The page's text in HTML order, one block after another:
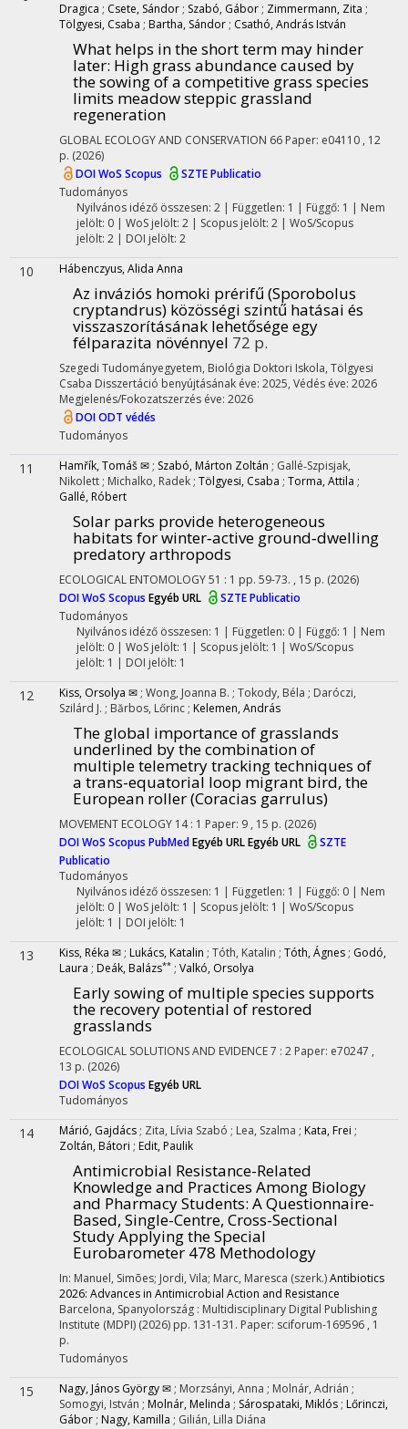
Dragica ; Csete, Sándor ; Szabó, Gábor ; Zimmermann, Zita ;
Tölgyesi, Csaba ; Bartha, Sándor ; Csathó, András István
What helps in the short term may hinder
later: High grass abundance caused by
the sowing of a competitive grass species
limits meadow steppic grassland
regeneration
GLOBAL ECOLOGY AND CONSERVATION 66 Paper: e04110 , 12
p. (2026)
DOIWoS Scopus
SZTE Publicatio
Tudományos
Nyilvános idéző összesen: 2| Független: 1 | Függő: 1 | Nem
jelölt: 0 | WoS jelölt: 2 | Scopus jelölt: 2 | WoS/Scopus
jelölt: 2 | DOI jelölt: 2
10 Hábenczyus, Alida Anna
Az inváziós homoki prérifű (Sporobolus
cryptandrus) közösségi szintű hatásai és
visszaszorításának lehetősége egy
félparazita növénnyel 72 p.
Szegedi Tudományegyetem, Biológia Doktori Iskola, Tölgyesi
Csaba Disszertáció benyújtásának éve: 2025, Védés éve: 2026
Megjelenés/Fokozatszerzés éve: 2026
DOIODT védés
Tudományos
11 Hamřík, Tomáš ✉ ; Szabó, Márton Zoltán ; Gallé‐Szpisjak,
Nikolett ; Michalko, Radek ; Tölgyesi, Csaba ; Torma, Attila ;
Gallé, Róbert
Solar parks provide heterogeneous
habitats for winter‐active ground‐dwelling
predatory arthropods
ECOLOGICAL ENTOMOLOGY51 : 1 pp. 59-73. , 15 p. (2026)
DOIWoS Scopus Egyéb URL
SZTE Publicatio
Tudományos
Nyilvános idéző összesen: 1 | Független: 0 | Függő: 1 | Nem
jelölt: 0 | WoS jelölt: 1 | Scopus jelölt: 1 | WoS/Scopus
jelölt: 1 | DOI jelölt: 1
12 Kiss, Orsolya ✉ ; Wong, Joanna B. ; Tokody, Béla ; Daróczi,
Szilárd J. ; Bărbos, Lőrinc ; Kelemen, András
The global importance of grasslands
underlined by the combination of
multiple telemetry tracking techniques of
a trans-equatorial loop migrant bird, the
European roller (Coracias garrulus)
MOVEMENT ECOLOGY 14: 1 Paper: 9 , 15 p. (2026)
DOIWoS Scopus PubMedEgyéb URLEgyéb URL
SZTE
Publicatio
Tudományos
Nyilvános idéző összesen: 1 | Független: 1 | Függő: 0 | Nem
jelölt: 0 | WoS jelölt: 1 | Scopus jelölt: 1 | WoS/Scopus
jelölt: 1 | DOI jelölt: 1
13 Kiss, Réka ✉ ; Lukács, Katalin ; Tóth, Katalin ; Tóth, Ágnes ; Godó,
Laura ; Deák, Balázs** ; Valkó, Orsolya
Early sowing of multiple species supports
the recovery potential of restored
grasslands
ECOLOGICAL SOLUTIONS AND EVIDENCE7 : 2 Paper: e70247 ,
13 p. (2026)
DOIWoS Scopus Egyéb URL
Tudományos
14 Márió, Gajdács ; Zita, Lívia Szabó ; Lea, Szalma ; Kata, Frei ;
Zoltán, Bátori ; Edit, Paulik
Antimicrobial Resistance-Related
Knowledge and Practices Among Biology
and Pharmacy Students: A Questionnaire-
Based, Single-Centre, Cross-Sectional
Study Applying the Special
Eurobarometer 478 Methodology
In: Manuel, Simões; Jordi, Vila; Marc, Maresca (szerk.)Antibiotics
2026: Advances in Antimicrobial Action and Resistance
Barcelona, Spanyolország : Multidisciplinary Digital Publishing
Institute (MDPI) (2026) pp. 131-131. Paper: sciforum-169596 , 1
p.
Tudományos
15 Nagy, János György ✉ ; Morzsányi, Anna ; Molnár, Adrián ;
Somogyi, István ; Molnár, Melinda ; Sárospataki, Miklós ; Lőrinczi,
Gábor ; Nagy, Kamilla ; Gilián, Lilla Diána